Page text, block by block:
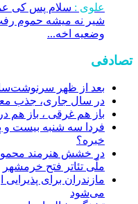
علوی : سلام پس کی
شیر نه میشه حموم
وضعیه اخه...
تصادفی
بعد از ظهر
در سال جاری، جذب
باز هم غرقی ، باز هم
خبره؟
در خشش هنرمند
ملّی تئاتر فتح خرمشهر
می‌شود